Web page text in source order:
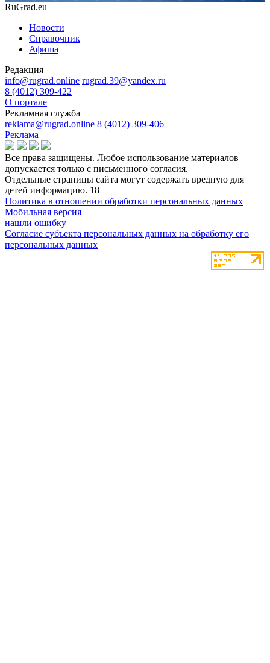
RuGrad.eu
Новости
Справочник
Афиша
Редакция
info@rugrad.online rugrad.39@yandex.ru
8 (4012) 309-422
О портале
Рекламная служба
reklama@rugrad.online 8 (4012) 309-406
Реклама
Все права защищены. Любое использование материалов
допускается только с письменного согласия.
Отдельные страницы сайта могут содержать вредную для
детей информацию. 18+
Политика в отношении обработки персональных данных
Мобильная версия
нашли ошибку
Согласие субъекта персональных данных на обработку его
персональных данных